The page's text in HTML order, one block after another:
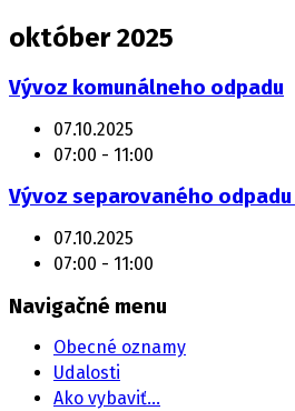
október 2025
Vývoz komunálneho odpadu
07.10.2025
07:00 - 11:00
Vývoz separovaného
07.10.2025
07:00 - 11:00
Navigačné menu
Obecné oznamy
Udalosti
Ako vybaviť…